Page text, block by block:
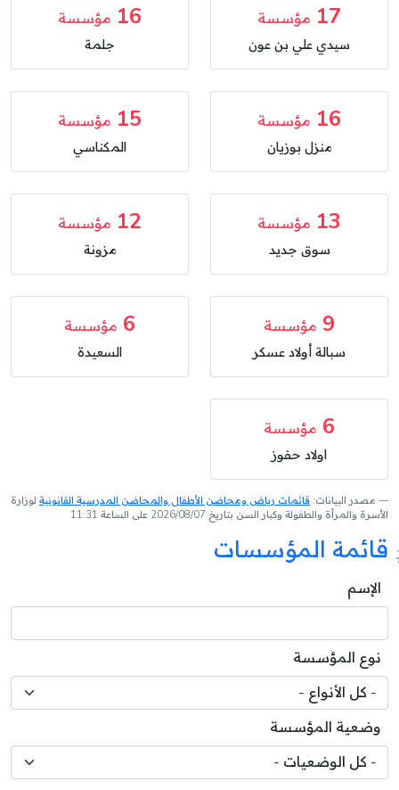
17 مؤسسة
سيدي علي بن عون
16 مؤسسة
جلمة
16 مؤسسة
منزل بوزيان
15 مؤسسة
المكناسي
13 مؤسسة
سوق جديد
12 مؤسسة
مزونة
9 مؤسسة
سبالة أولاد عسكر
6 مؤسسة
السعيدة
6 مؤسسة
اولاد حفوز
مصدر البيانات: قائمات رياض ومحاضن الأطفال والمحاضن المدرسية القانونية لوزارة
الأسرة والمرأة والطفولة وكبار السن بتاريخ 2026/08/07 على الساعة 11:31
قائمة المؤسسات
الإسم
نوع المؤسسة
وضعية المؤسسة